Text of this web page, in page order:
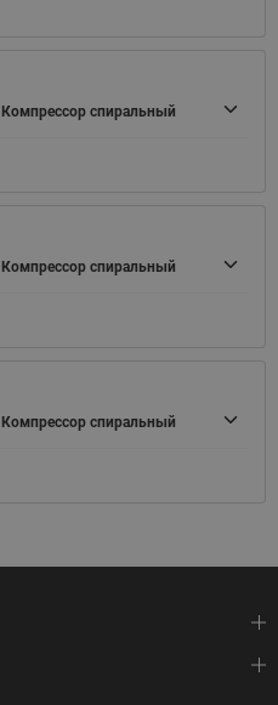
Компрессор спиральный
Компрессор спиральный
Компрессор спиральный